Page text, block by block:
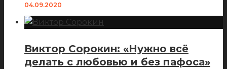
04.09.2020
Виктор Сорокин: «Нужно всё
делать с любовью и без пафоса»